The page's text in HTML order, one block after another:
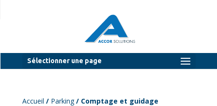
Sélectionner une page
Accueil / Parking/ Comptage et guidage